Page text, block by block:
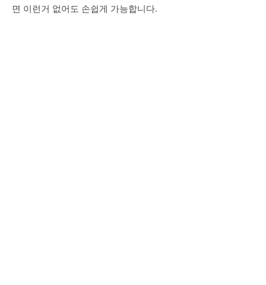
면 이런거 없어도 손쉽게 가능합니다.